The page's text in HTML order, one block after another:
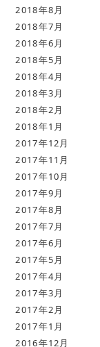
2018年8月
2018年7月
2018年6月
2018年5月
2018年4月
2018年3月
2018年2月
2018年1月
2017年12月
2017年11月
2017年10月
2017年9月
2017年8月
2017年7月
2017年6月
2017年5月
2017年4月
2017年3月
2017年2月
2017年1月
2016年12月